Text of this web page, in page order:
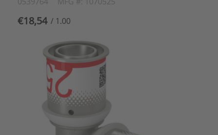
€18,54 / 1.00